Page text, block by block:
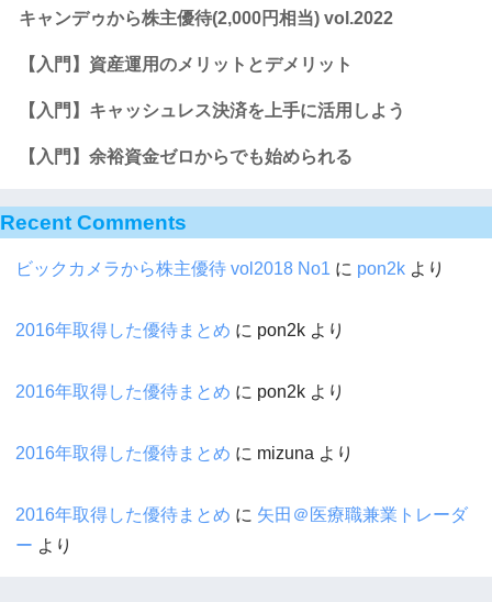
キャンデゥから株主優待(2,000円相当) vol.2022
【入門】資産運用のメリットとデメリット
【入門】キャッシュレス決済を上手に活用しよう
【入門】余裕資金ゼロからでも始められる
Recent Comments
ビックカメラから株主優待 vol2018 No1 に pon2k より
2016年取得した優待まとめ に pon2k より
2016年取得した優待まとめ に pon2k より
2016年取得した優待まとめ に mizuna より
2016年取得した優待まとめ に 矢田＠医療職兼業トレーダ
ー より